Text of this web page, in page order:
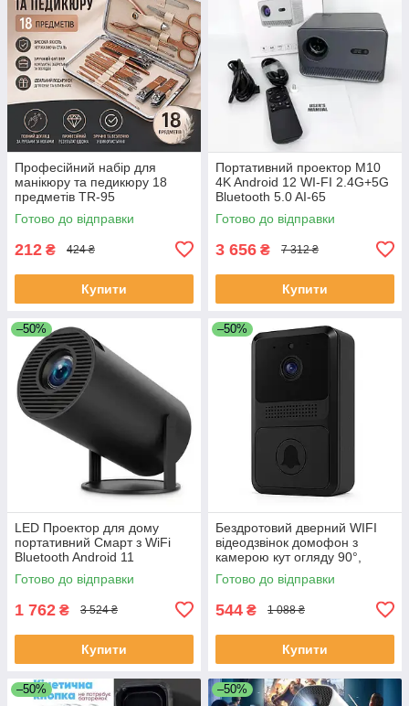
Професійний набір для
манікюру та педикюру 18
предметів TR-95
Готово до відправки
212 ₴ 424 ₴
Купити
Портативний проектор M10
4K Android 12 WI-FI 2.4G+5G
Bluetooth 5.0 AI-65
Готово до відправки
3 656 ₴ 7 312 ₴
Купити
–50%
LED Проектор для дому
портативний Смарт з WiFi
Bluetooth Android 11
1280х720р Black LC-68
Готово до відправки
1 762 ₴ 3 524 ₴
Купити
–50%
Бездротовий дверний WIFI
відеодзвінок домофон з
камерою кут огляду 90°,
нічне бачення, мобільний
додаток FE-50
Готово до відправки
544 ₴ 1 088 ₴
Купити
–50% –50%